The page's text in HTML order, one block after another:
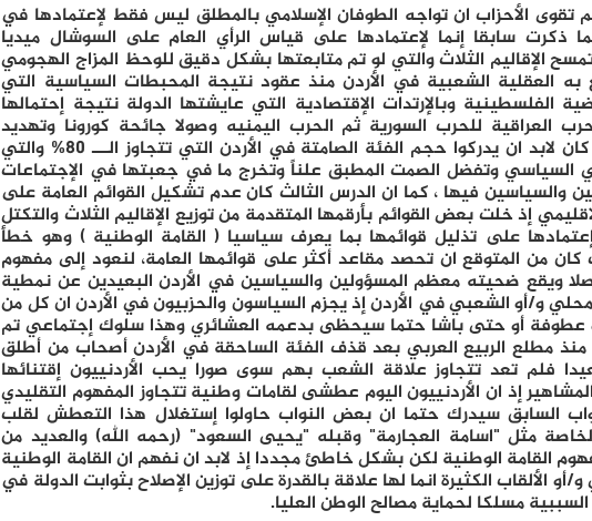
تقوى الأحزاب ان تواجه الطوفان الإسلامي بالمطلق ليس فقط لإعتمادها في
ذكرت سابقا إنما لإعتمادها على قياس الرأي العام على السوشال ميديا
الإقاليم الثلاث والتي لو تم متابعتها بشكل دقيق للوحظ المزاج الهجومي
به العقلية الشعبية في الأردن منذ عقود نتيجة المحبطات السياسية التي
الفلسطينية وبالإرتدات الإقتصادية التي عايشتها الدولة نتيجة إحتمالها
العراقية للحرب السورية ثم الحرب اليمنيه وصولا جائحة كورونا وتهديد
الإيراني واخيرا حرب غزة إذ كان لابد ان يدركوا حجم الفئة الصامتة في الأردن التي تتجاوز الـــ 80% والتي
السياسي وتفضل الصمت المطبق علناً وتخرج ما في جعبتها في الإجتماعات
والسياسين فيها ، كما ان الدرس الثالث كان عدم تشكيل القوائم العامة على
إذ خلت بعض القوائم بأرقمها المتقدمة من توزيع الإقاليم الثلاث والتكتل
على تذليل قوائمها بما يعرف سياسيا ( القامة الوطنية ) وهو خطأ
كان من المتوقع ان تحصد مقاعد أكثر على قوائمها العامة، لنعود إلى مفهوم
ويقع ضحيته معظم المسؤولين والسياسين في الأردن البعيدين عن نمطية
و/أو الشعبي في الأردن إذ يجزم السياسون والحزبيون في الأردن ان كل من
أو حتى باشا حتما سيحظى بدعمه العشائري وهذا سلوك إجتماعي تم
مطلع الربيع العربي بعد قذف الفئة الساحقة في الأردن أصحاب من أطلق
فلم تعد تتجاوز علاقة الشعب بهم سوى صورا يحب الأردنييون إقتنائها
إذ ان الأردنييون اليوم عطشى لقامات وطنية تتجاوز المفهوم التقليدي
السابق سيدرك حتما ان بعض النواب حاولوا إستغلال هذا التعطش لقلب
مثل "اسامة العجارمة" وقبله "يحيى السعود" (رحمه الله) والعديد من
القامة الوطنية لكن بشكل خاطئ مجددا إذ لابد ان نفهم ان القامة الوطنية
أو الألقاب الكثيرة انما لها علاقة بالقدرة على توزين الإصلاح بثوابت الدولة في
مسلكا لحماية مصالح الوطن العليا.